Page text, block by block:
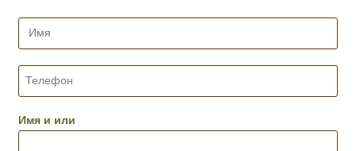
И
*
Т
е
ф
Имя и или